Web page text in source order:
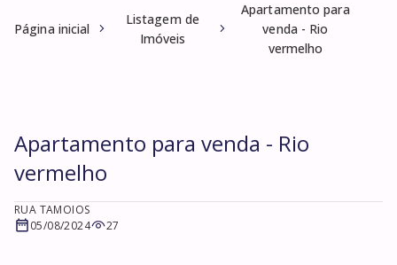
Página inicial
Listagem de
Imóveis
Apartamento para
venda - Rio
vermelho
Apartamento para venda - Rio
vermelho
RUA TAMOIOS
05/08/2024
27